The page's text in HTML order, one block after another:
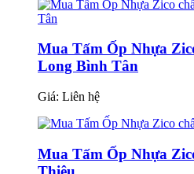
Mua Tấm Ốp Nhựa
Long Bình Tân
Giá: Liên hệ
Mua Tấm Ốp Nhựa